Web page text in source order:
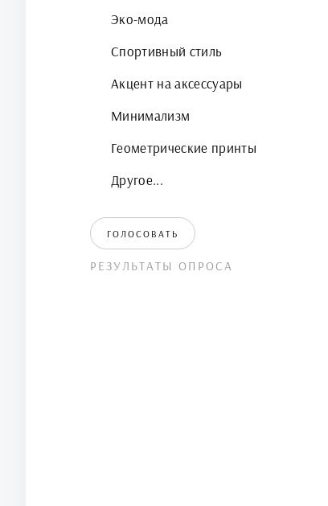
Эко-мода
Спортивный стиль
Акцент на аксессуары
Минимализм
Геометрические принты
Другое...
ГОЛОСОВАТЬ
РЕЗУЛЬТАТЫ ОПРОСА